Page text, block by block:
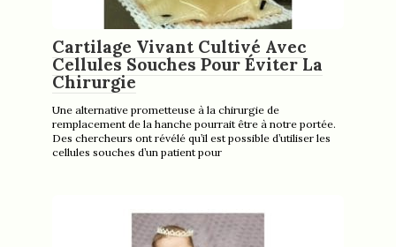
Cartilage Vivant Cultivé Avec
Cellules Souches Pour Éviter La
Chirurgie
Une alternative prometteuse à la chirurgie de
remplacement de la hanche pourrait être à notre portée.
Des chercheurs ont révélé qu’il est possible d’utiliser les
cellules souches d’un patient pour